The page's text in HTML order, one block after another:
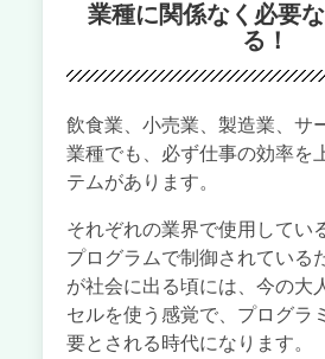
業種に関係なく必要
る！
飲食業、小売業、製造業、サ
業種でも、必ず仕事の効率を
テムがあります。
それぞれの業界で使用してい
プログラムで制御されている
が社会に出る頃には、今の大
セルを使う感覚で、プログラ
要とされる時代になります。